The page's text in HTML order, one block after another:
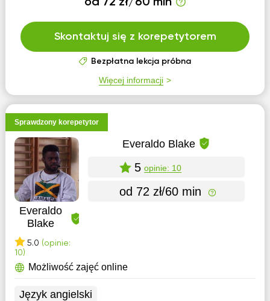
od 72 zł/60 min
Skontaktuj się z korepetytorem
Bezpłatna lekcja próbna
Więcej informacji
Sprawdzony korepetytor
Everaldo
Blake
5.0 (opinie:
10)
Everaldo Blake
5 opinie: 10
od 72 zł/60 min
Możliwość zajęć online
Język angielski